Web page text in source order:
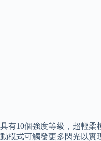
具有10個強度等級，超輕柔
動模式可觸發更多閃光以實